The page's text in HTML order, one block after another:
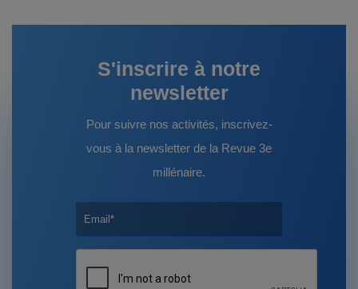
S'inscrire à notre
newsletter
Pour suivre nos activités, inscrivez-
vous à la newsletter de la Revue 3e
millénaire.